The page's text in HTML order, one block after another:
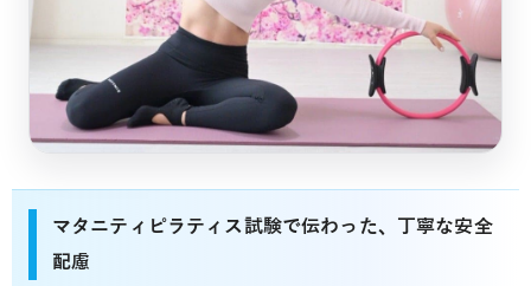
マタニティピラティス試験で伝わった、丁寧な安全
配慮